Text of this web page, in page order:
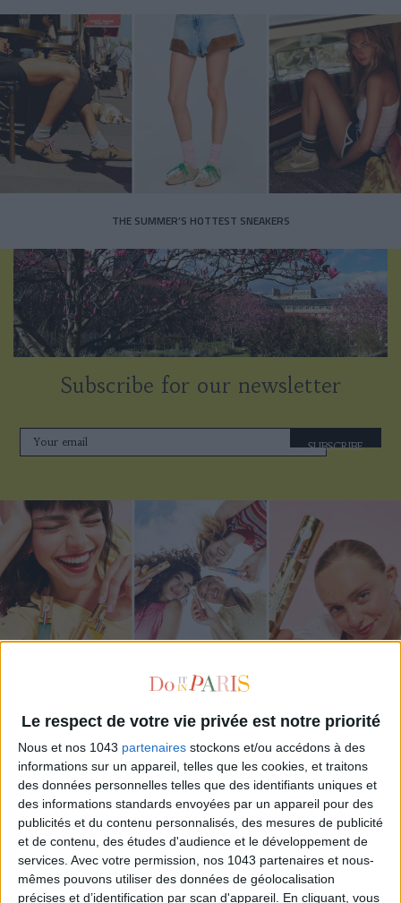
Le respect de votre vie privée est notre priorité
Nous et nos 1043 partenaires stockons et/ou accédons à des
informations sur un appareil, telles que les cookies, et traitons
des données personnelles telles que des identifiants uniques et
des informations standards envoyées par un appareil pour des
publicités et du contenu personnalisés, des mesures de publicité
et de contenu, des études d'audience et le développement de
services. Avec votre permission, nos 1043 partenaires et nous-
mêmes pouvons utiliser des données de géolocalisation
précises et d’identification par scan d'appareil. En cliquant, vous
THE SUMMER’S HOTTEST SNEAKERS
Subscribe for our newsletter
SUBSCRIBE
ADOPT PARFUMS IS REVOLUTIONIZING AFFORDABLE MADE-IN-FRANCE
FRAGRANCES